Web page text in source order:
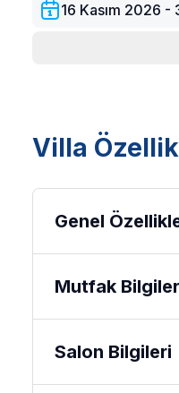
16 Kasım 2026 -
Villa
Genel
Mutfak
Salon Bilgileri